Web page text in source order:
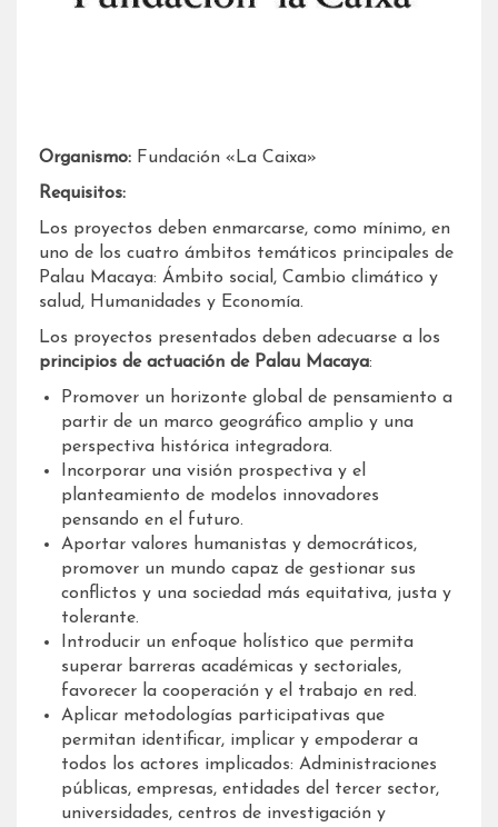
Organismo: Fundación «La Caixa»
Requisitos:
Los proyectos deben enmarcarse, como mínimo, en
uno de los cuatro ámbitos temáticos principales de
Palau Macaya: Ámbito social, Cambio climático y
salud, Humanidades y Economía.
Los proyectos presentados deben adecuarse a los
principios de actuación de Palau Macaya:
Promover un horizonte global de pensamiento a
partir de un marco geográfico amplio y una
perspectiva histórica integradora.
Incorporar una visión prospectiva y el
planteamiento de modelos innovadores
pensando en el futuro.
Aportar valores humanistas y democráticos,
promover un mundo capaz de gestionar sus
conflictos y una sociedad más equitativa, justa y
tolerante.
Introducir un enfoque holístico que permita
superar barreras académicas y sectoriales,
favorecer la cooperación y el trabajo en red.
Aplicar metodologías participativas que
permitan identificar, implicar y empoderar a
todos los actores implicados: Administraciones
públicas, empresas, entidades del tercer sector,
universidades, centros de investigación y